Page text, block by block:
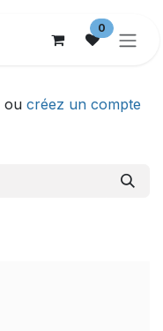
0
ou créez un compte